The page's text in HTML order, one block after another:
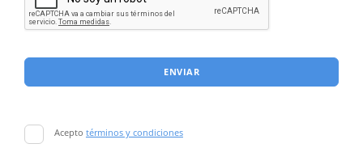
ENVIAR
Acepto términos y condiciones